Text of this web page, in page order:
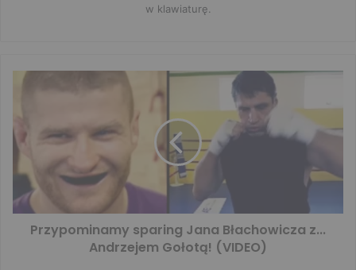
w klawiaturę.
Przypominamy sparing Jana Błachowicza z...
Andrzejem Gołotą! (VIDEO)